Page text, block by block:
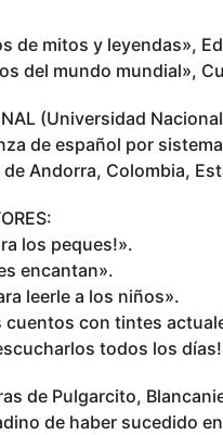
de mitos y leyendas»,
del mundo mundial»,
(Universidad
de español por
Andorra, Colombia,
los peques!».
encantan».
leerle a los niños».
con tintes
todos los
de Pulgarcito,
de haber sucedido